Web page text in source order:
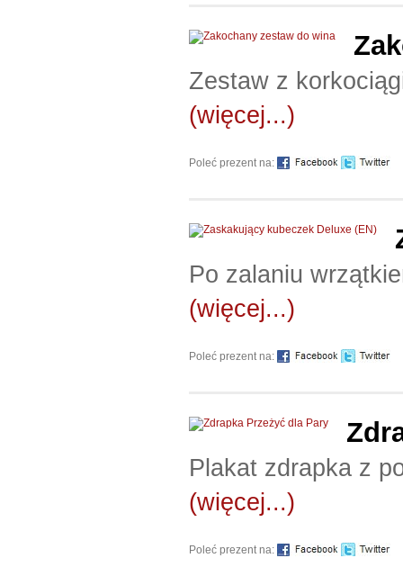
Zestaw z
(więcej...)
Poleć prezent na:
Po zalaniu
(więcej...)
Poleć prezent na:
Plakat zdrapka z
(więcej...)
Poleć prezent na: